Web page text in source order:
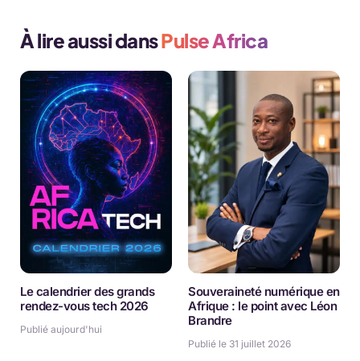
À lire aussi dansPulse Africa
Le calendrier des grands
rendez-vous tech 2026
Publié aujourd'hui
Souveraineté numérique en
Afrique : le point avec Léon
Brandre
Publié le 31 juillet 2026